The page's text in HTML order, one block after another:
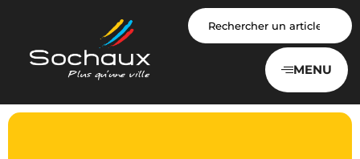
MENU
Panneau de gestion des cookies